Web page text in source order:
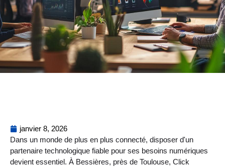
janvier 8, 2026
Dans un monde de plus en plus connecté, disposer d'un
partenaire technologique fiable pour ses besoins numériques
devient essentiel. À Bessières, près de Toulouse, Click